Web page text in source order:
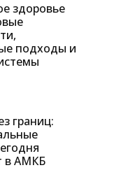
здоровье
подходы и
границ:
в АМКБ